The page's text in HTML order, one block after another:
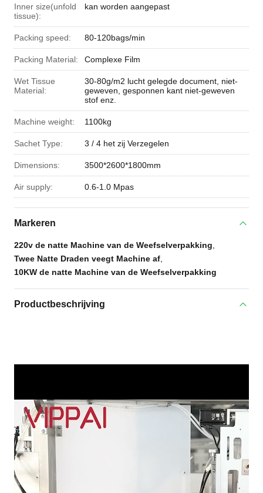
Inner size(unfold
tissue):
kan worden aangepast
Packing speed: 80-120bags/min
Packing Material: Complexe Film
Wet Tissue
Material:
30-80g/m2 lucht gelegde document, niet-
geweven, gesponnen kant niet-geweven
stof enz.
Machine weight: 1100kg
Sachet Type: 3 / 4 het zij Verzegelen
Dimensions: 3500*2600*1800mm
Air supply: 0.6-1.0 Mpas
Markeren
220v de natte Machine van de Weefselverpakking
Twee Natte Draden veegt Machine af
10KW de natte Machine van de Weefselverpakking
Productbeschrijving